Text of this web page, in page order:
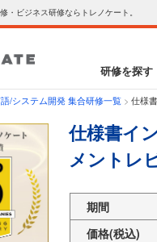
・ビジネス研修ならトレノケート。
研修を探す
/システム開発 集合研修一覧 > 仕様
仕様書イ
メントレ
期間
価格(税込)